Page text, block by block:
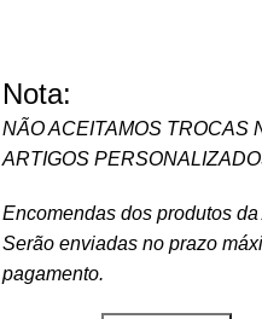
Nota:
NÃO ACEITAMOS TROCAS
ARTIGOS
Encomendas dos produtos da
Serão enviadas no prazo
pagamento.